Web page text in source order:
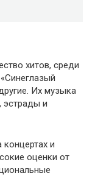
хитов, среди
Их музыка
эстрады и
и
оценки от